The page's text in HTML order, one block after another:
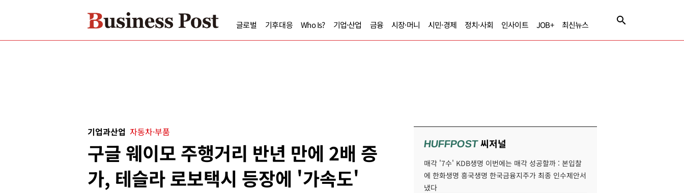
글로벌 기후대응 Who Is? 기업·산업 금융 시장·머니 시민·경제 정치·사회 인사이트 JOB+ 최신뉴스
기업과산업 자동차·부품
구글 웨이모 주행거리 반년 만에 2배 증
가, 테슬라 로보택시 등장에 '가속도'
HUFFPOST씨저널
매각 '7수' KDB생명 이번에는 매각 성공할까 : 본입찰
에 한화생명 흥국생명 한국금융지주가 최종 인수제안서
냈다